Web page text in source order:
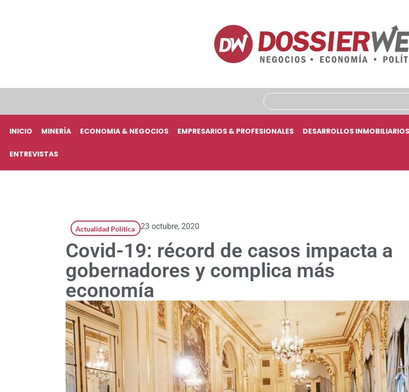
INICIO MINERÍA ECONOMIA & NEGOCIOS EMPRESARIOS & PROFESIONALES DESARROLLOS INMOBILIARIOS
ENTREVISTAS
Actualidad Política 23 octubre, 2020
Covid-19: récord de casos impacta a
gobernadores y complica más
economía